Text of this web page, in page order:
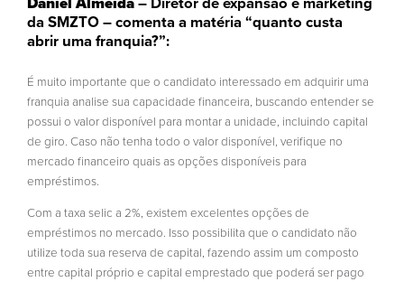
da SMZTO – comenta a matéria “quanto custa
abrir uma franquia?”:
É muito importante que o candidato interessado em adquirir uma
franquia analise sua capacidade financeira, buscando entender se
possui o valor disponível para montar a unidade, incluindo capital
de giro. Caso não tenha todo o valor disponível, verifique no
mercado financeiro quais as opções disponíveis para
empréstimos.
Com a taxa selic a 2%, existem excelentes opções de
empréstimos no mercado. Isso possibilita que o candidato não
utilize toda sua reserva de capital, fazendo assim um composto
entre capital próprio e capital emprestado que poderá ser pago